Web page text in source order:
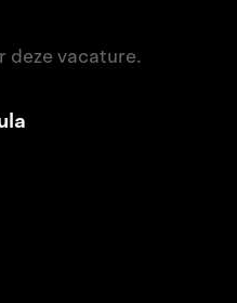
deze vacature.